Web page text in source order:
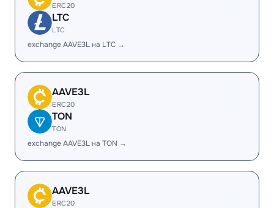
ERC20
LTC
LTC
exchange AAVE3L на LTC →
AAVE3L
ERC20
TON
TON
exchange AAVE3L на TON →
AAVE3L
ERC20